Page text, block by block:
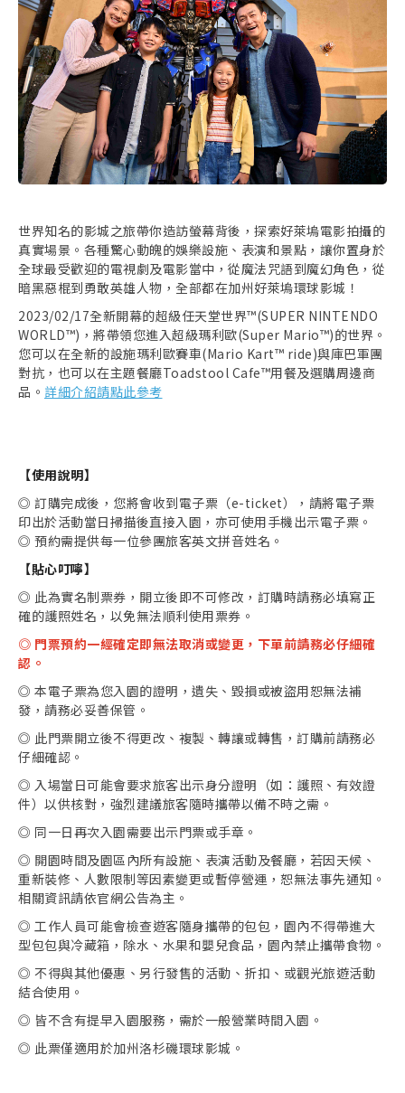
世界知名的影城之旅帶你造訪螢幕背後，探索好萊塢電影拍攝的
真實場景。各種驚心動魄的娛樂設施、表演和景點，讓你置身於
全球最受歡迎的電視劇及電影當中，從魔法咒語到魔幻角色，從
暗黑惡棍到勇敢英雄人物，全部都在加州好萊塢環球影城！
2023/02/17全新開幕的超級任天堂世界™(SUPER NINTENDO
WORLD™)，將帶領您進入超級瑪利歐(Super Mario™)的世界。
您可以在全新的設施瑪利歐賽車(Mario Kart™ ride)與庫巴軍團
對抗，也可以在主題餐廳Toadstool Cafe™用餐及選購周邊商
品。 詳細介紹請點此參考
【使用說明】
◎ 訂購完成後，您將會收到電子票（e-ticket），請將電子票
印出於活動當日掃描後直接入園，亦可使用手機出示電子票。
◎ 預約需提供每一位參團旅客英文拼音姓名。
【貼心叮嚀】
◎ 此為實名制票券，開立後即不可修改，訂購時請務必填寫正
確的護照姓名，以免無法順利使用票券。
◎ 門票預約一經確定即無法取消或變更，下單前請務必仔細確
認。
◎ 本電子票為您入園的證明，遺失、毀損或被盜用恕無法補
發，請務必妥善保管。
◎ 此門票開立後不得更改、複製、轉讓或轉售，訂購前請務必
仔細確認。
◎ 入場當日可能會要求旅客出示身分證明（如：護照、有效證
件）以供核對，強烈建議旅客隨時攜帶以備不時之需。
◎ 同一日再次入園需要出示門票或手章。
◎ 開園時間及園區內所有設施、表演活動及餐廳，若因天候、
重新裝修、人數限制等因素變更或暫停營運，恕無法事先通知。
相關資訊請依官網公告為主。
◎ 工作人員可能會檢查遊客隨身攜帶的包包，園內不得帶進大
型包包與冷藏箱，除水、水果和嬰兒食品，園內禁止攜帶食物。
◎ 不得與其他優惠、另行發售的活動、折扣、或觀光旅遊活動
結合使用。
◎ 皆不含有提早入園服務，需於一般營業時間入園。
◎ 此票僅適用於加州洛杉磯環球影城。
取消收藏